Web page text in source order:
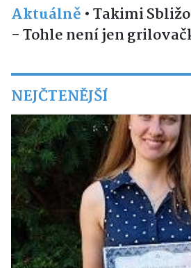
Aktuálně •Takimi
- Tohle není jen
NEJČTENĚJŠÍ